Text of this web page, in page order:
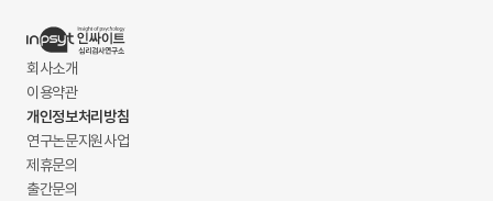
회사소개
이용약관
개인정보처리방침
연구논문지원사업
제휴문의
출간문의